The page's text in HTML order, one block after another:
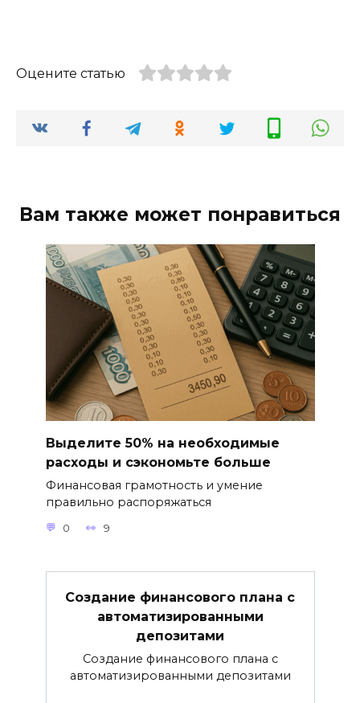
Оцените статью
Вам также может понравиться
Выделите 50% на необходимые
расходы и сэкономьте больше
Финансовая грамотность и умение
правильно распоряжаться
0 9
Создание финансового плана с
автоматизированными
депозитами
Создание финансового плана с
автоматизированными депозитами